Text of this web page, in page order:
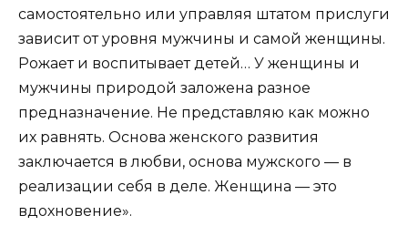
самостоятельно или управляя штатом прислуги
зависит от уровня мужчины и самой женщины.
Рожает и воспитывает детей… У женщины и
мужчины природой заложена разное
предназначение. Не представляю как можно
их равнять. Основа женского развития
заключается в любви, основа мужского — в
реализации себя в деле. Женщина — это
вдохновение».